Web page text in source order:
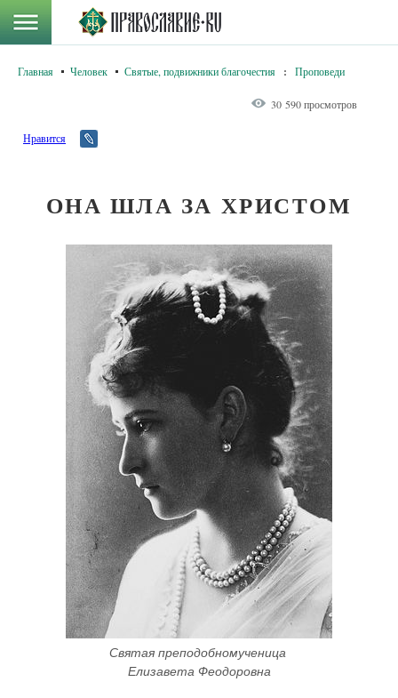
Главная Человек Святые, подвижники благочестия : Проповеди
30 590 просмотров
Нравится
ОНА ШЛА ЗА ХРИСТОМ
Святая преподобномученица
Елизавета Феодоровна